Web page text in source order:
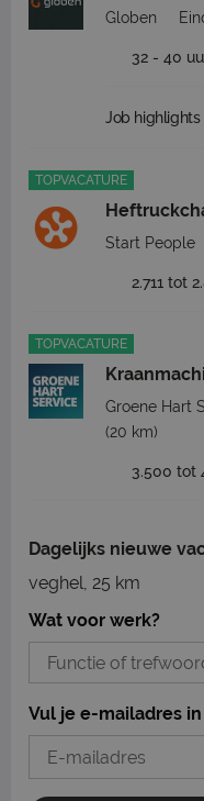
Globen
32 - 40
Job highlights
TOPVACATURE
Start People
2.711 tot
TOPVACATURE
Groene Hart
(20 km)
3.500 tot
Dagelijks nieuwe
veghel, 25 km
Wat voor werk?
Vul je e-mailadres in